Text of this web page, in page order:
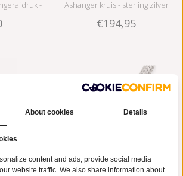
- Ashanger kruis - sterling zilver
€194,95
About cookies Details
content and ads, provide social media
website traffic. We also share information about